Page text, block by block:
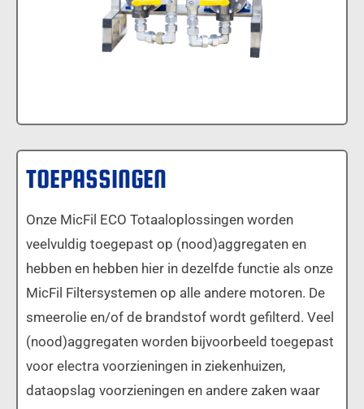
TOEPASSINGEN
Onze MicFil ECO Totaaloplossingen worden
veelvuldig toegepast op (nood)aggregaten en
hebben en hebben hier in dezelfde functie als onze
MicFil Filtersystemen op alle andere motoren. De
smeerolie en/of de brandstof wordt gefilterd. Veel
(nood)aggregaten worden bijvoorbeeld toegepast
voor electra voorzieningen in ziekenhuizen,
dataopslag voorzieningen en andere zaken waar